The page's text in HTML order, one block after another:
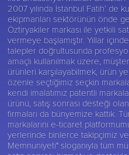
2007 yılında İstanbul Fatih’ de
ekipmanları sektörünün önde
Öztiryakiler markası ile yetkili
vermeye başlamıştır. Yıllar
talepler doğrultusunda
amaçlı kullanılmak üzere,
ürünleri karşılayabilmek, ürün
özenle seçtiğimiz seçkin
kendi imalatımız patentli
ürünü, satış sonrası desteği
firmaları da bünyemize kattık.
markalarını e-ticaret
yerlerinde binlerce takipçimiz ve
Memnuniyeti" sloganıyla tüm